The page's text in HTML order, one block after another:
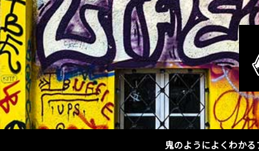
鬼のようによくわかる